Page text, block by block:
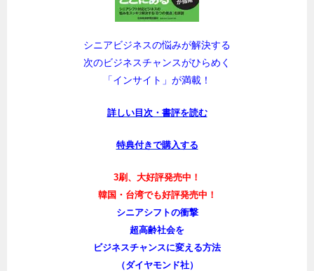
シニアビジネスの悩みが解決する
次のビジネスチャンスがひらめく
「インサイト」が満載！
詳しい目次・書評を読む
特典付きで購入する
3刷、大好評発売中！
韓国・台湾でも好評発売中！
シニアシフトの衝撃
超高齢社会を
ビジネスチャンスに変える方法
（ダイヤモンド社）